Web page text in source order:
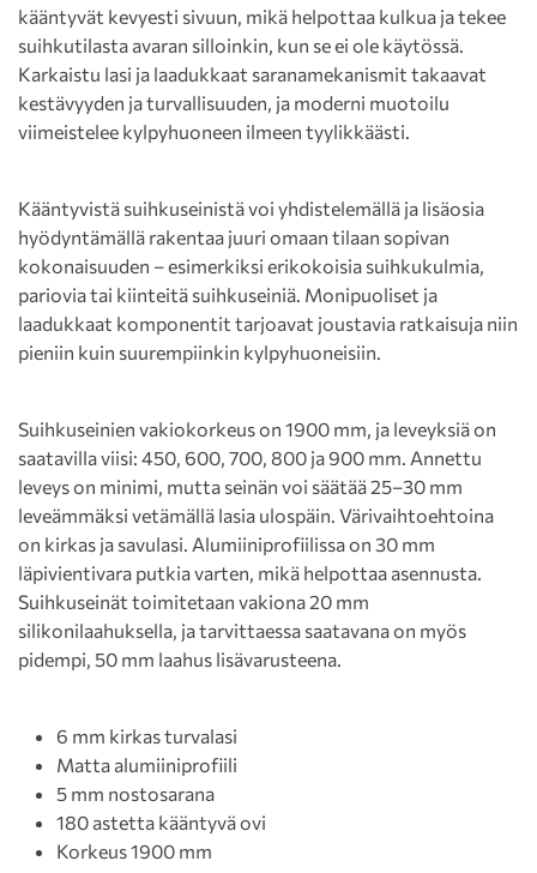
kääntyvät kevyesti sivuun, mikä helpottaa kulkua ja tekee
suihkutilasta avaran silloinkin, kun se ei ole käytössä.
Karkaistu lasi ja laadukkaat saranamekanismit takaavat
kestävyyden ja turvallisuuden, ja moderni muotoilu
viimeistelee kylpyhuoneen ilmeen tyylikkäästi.
Kääntyvistä suihkuseinistä voi yhdistelemällä ja lisäosia
hyödyntämällä rakentaa juuri omaan tilaan sopivan
kokonaisuuden – esimerkiksi erikokoisia suihkukulmia,
pariovia tai kiinteitä suihkuseiniä. Monipuoliset ja
laadukkaat komponentit tarjoavat joustavia ratkaisuja niin
pieniin kuin suurempiinkin kylpyhuoneisiin.
Suihkuseinien vakiokorkeus on 1900 mm, ja leveyksiä on
saatavilla viisi: 450, 600, 700, 800 ja 900 mm. Annettu
leveys on minimi, mutta seinän voi säätää 25–30 mm
leveämmäksi vetämällä lasia ulospäin. Värivaihtoehtoina
on kirkas ja savulasi. Alumiiniprofiilissa on 30 mm
läpivientivara putkia varten, mikä helpottaa asennusta.
Suihkuseinät toimitetaan vakiona 20 mm
silikonilaahuksella, ja tarvittaessa saatavana on myös
pidempi, 50 mm laahus lisävarusteena.
6 mm kirkas turvalasi
Matta alumiiniprofiili
5 mm nostosarana
180 astetta kääntyvä ovi
Korkeus 1900 mm